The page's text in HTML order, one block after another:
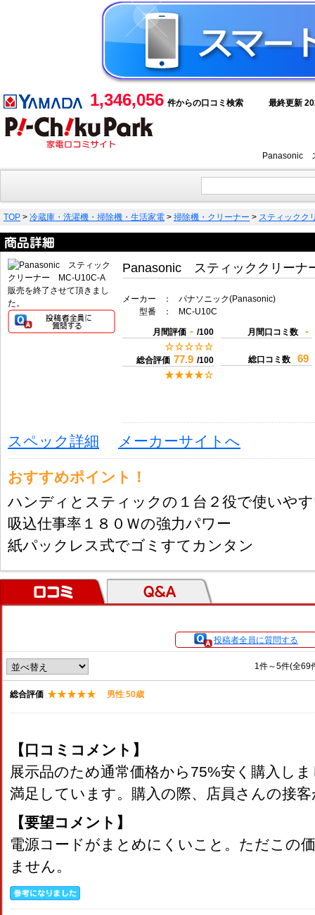
1,346,056 件からの口コミ検索 最終更新
Panasonic
TOP > 冷蔵庫・洗濯機・掃除機・生活家電 > 掃除機・クリーナー > スティックク
販売を終了させて頂きまし
た。
Panasonic スティッククリー
メーカー ：
パナソニック(Panasonic)
型番
： MC-U10C
月間評価 - /100
総合評価 77.9 /100
月間口コミ数 -
総口コミ数 69
スペック詳細 メーカーサイトへ
おすすめポイント！
ハンディとスティックの１台２役で使いや
吸込仕事率１８０Ｗの強力パワー
紙パックレス式でゴミすてカンタン
投稿者全員に質問する
1件～5件(全
総合評価 男性 50歳
【口コミコメント】
展示品のため通常価格から75%安く購入し
満足しています。購入の際、店員さんの接
【要望コメント】
電源コードがまとめにくいこと。ただこの
ません。